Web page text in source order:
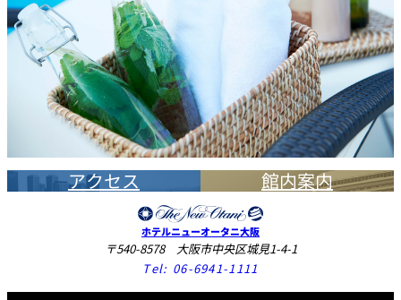
アクセス 館内案内
ホテルニューオータニ大阪
〒540-8578 大阪市中央区城見1-4-1
Tel: 06-6941-1111